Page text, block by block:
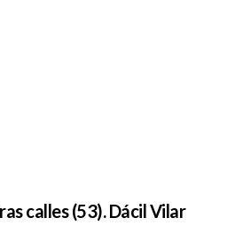
calles (53). Dácil Vilar